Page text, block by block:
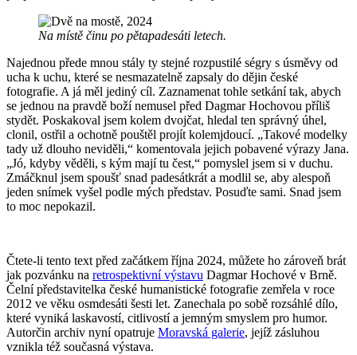
Na místě činu po pětapadesáti letech.
Najednou přede mnou stály ty stejné rozpustilé ségry s úsměvy od
ucha k uchu, které se nesmazatelně zapsaly do dějin české
fotografie. A já měl jediný cíl. Zaznamenat tohle setkání tak, abych
se jednou na pravdě boží nemusel před Dagmar Hochovou příliš
stydět. Poskakoval jsem kolem dvojčat, hledal ten správný úhel,
clonil, ostřil a ochotně pouštěl projít kolemjdoucí. „Takové modelky
tady už dlouho neviděli,“ komentovala jejich pobavené výrazy Jana.
„Jó, kdyby věděli, s kým mají tu čest,“ pomyslel jsem si v duchu.
Zmáčknul jsem spoušť snad padesátkrát a modlil se, aby alespoň
jeden snímek vyšel podle mých představ. Posuďte sami. Snad jsem
to moc nepokazil.
Čtete-li tento text před začátkem října 2024, můžete ho zároveň brát
jak pozvánku na retrospektivní výstavu Dagmar Hochové v Brně.
Čelní představitelka české humanistické fotografie zemřela v roce
2012 ve věku osmdesáti šesti let. Zanechala po sobě rozsáhlé dílo,
které vyniká laskavostí, citlivostí a jemným smyslem pro humor.
Autorčin archiv nyní opatruje Moravská galerie, jejíž zásluhou
vznikla též současná výstava.